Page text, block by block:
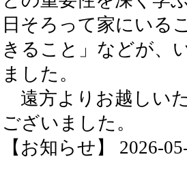
日そろって家にいる
きること」などが、
ました。
遠方よりお越しい
ございました。
【お知らせ】 2026-